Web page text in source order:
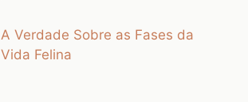
A Verdade Sobre as Fases da
Vida Felina